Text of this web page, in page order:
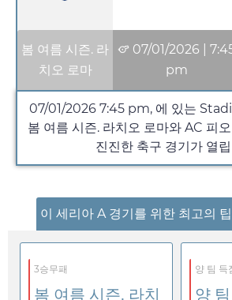
봄 여름 시즌. 라
치오 로마
07/01/2026 |
pm
07/01/2026 7:45 pm, 에 있는
봄 여름 시즌. 라치오 로마와 AC 피
진진한 축구 경기가 열
이 세리아 A 경기를 위한 최고의
3승무패
봄 여름 시즌. 라치
양 팀 득
양